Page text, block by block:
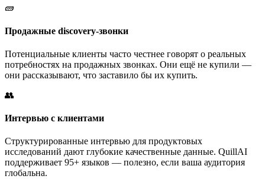
🧱
Продажные discovery-звонки
Потенциальные клиенты часто честнее говорят о реальных
потребностях на продажных звонках. Они ещё не купили —
они рассказывают, что заставило бы их купить.
👥
Интервью с клиентами
Структурированные интервью для продуктовых
исследований дают глубокие качественные данные. QuillAI
поддерживает 95+ языков — полезно, если ваша аудитория
глобальна.